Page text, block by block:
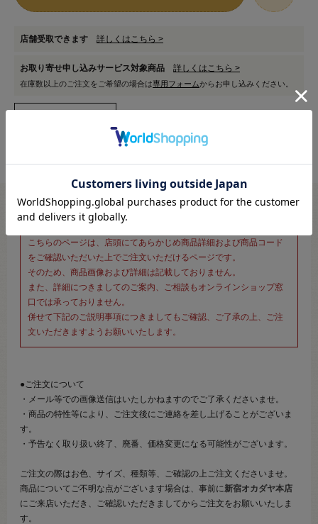
店舗受取できます 詳しくはこちら >
お取り寄せ申し込みサービス対象商品 詳しくはこちら >
在庫数以上のご注文をご希望の場合は専用フォームからお申し込みください。
※新宿オカダヤ本店お取り扱い商品のご注文専用ページです※
こちらのページは、店頭にてあらかじめ商品詳細および商品コード
をご確認いただいた上でご注文いただけるページです。
そのため、商品画像および詳細は記載しておりません。
また、詳細につきましてのご案内、ご相談もオンラインショップ窓
口では承っておりません。
併せて下記のご説明事項につきましてもご確認、ご了承の上、ご注
文いただきますようお願いいたします。
●ご注文について
・メール等での画像送信はいたしかねますのでご了承くださいませ。
・商品の特性等により、ご注文後にご連絡を差し上げることがございま
す。
・予告なく取り扱い終了、廃番、価格変更になる可能性がございます。
ご注文の際はお色、サイズ、種類等、ご確認の上ご注文くださいませ。
商品についてご不明な点がございます場合は、事前に新宿オカダヤ本店
にご来店いただき、ご確認いただきましてからご注文をお願いいたしま
す。